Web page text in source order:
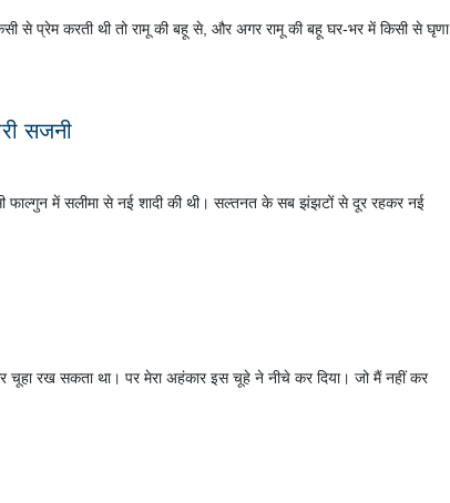
से प्रेम करती थी तो रामू की बहू से, और अगर रामू की बहू घर-भर में किसी से घृणा
सजनी
फाल्गुन में सलीमा से नई शादी की थी। सल्तनत के सब झंझटों से दूर रहकर नई
चूहा रख सकता था। पर मेरा अहंकार इस चूहे ने नीचे कर दिया। जो मैं नहीं कर